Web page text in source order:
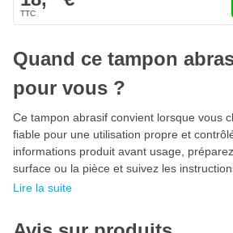
Ne se déchire pas et ne se casse pas
Emballage individuel par taille de grain
Quand ce tampon
pour vous ?
Ce tampon abrasif convient lorsque vous
fiable pour une utilisation propre et
informations produit avant usage,
surface ou la pièce et suivez les
Lire la suite